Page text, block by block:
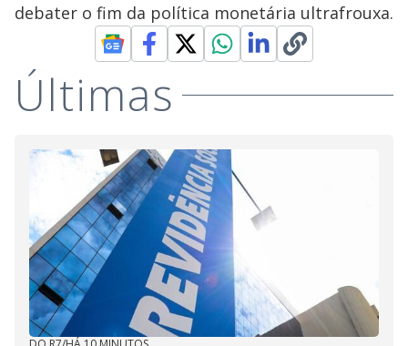
debater o fim da política monetária ultrafrouxa.
Últimas